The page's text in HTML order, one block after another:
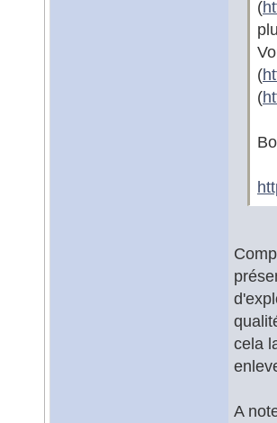
(
(
(
cela
A